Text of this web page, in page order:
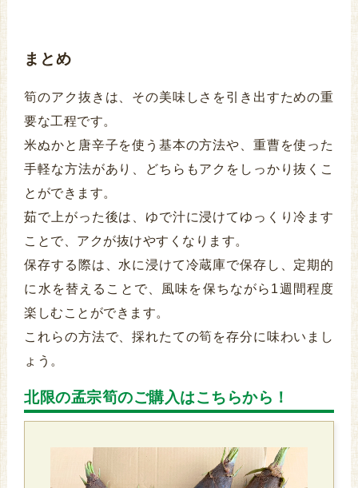
まとめ
筍のアク抜きは、その美味しさを引き出すための重
要な工程です。
米ぬかと唐辛子を使う基本の方法や、重曹を使った
手軽な方法があり、どちらもアクをしっかり抜くこ
とができます。
茹で上がった後は、ゆで汁に浸けてゆっくり冷ます
ことで、アクが抜けやすくなります。
保存する際は、水に浸けて冷蔵庫で保存し、定期的
に水を替えることで、風味を保ちながら1週間程度
楽しむことができます。
これらの方法で、採れたての筍を存分に味わいまし
ょう。
北限の孟宗筍のご購入はこちらから！